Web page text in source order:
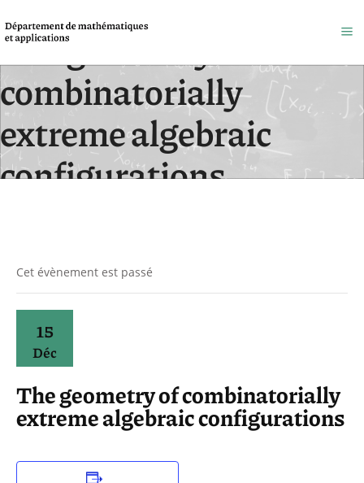
The geometry of
combinatorially
extreme algebraic
configurations
Cet évènement est passé
15
Déc
The geometry of combinatorially
extreme algebraic configurations